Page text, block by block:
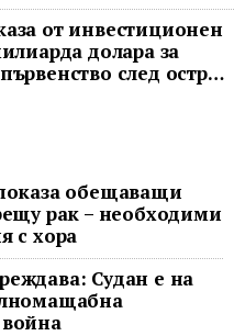
от инвестиционен
долара за
след остра
обещаващи
рак – необходими
с хора
Судан е на